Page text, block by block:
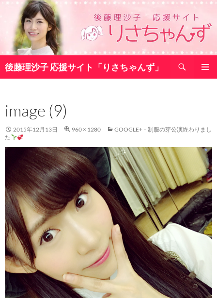
ツ
へ
ス
プ
後藤理沙子 応援サイト「りさちゃんず」
索
image (9)
2015年12月13日 960 × 1280
GOOGLE+ – 制服の芽公演終わりまし
た